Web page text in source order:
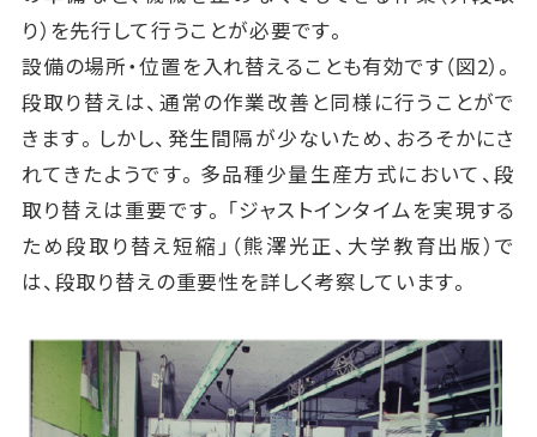
り）を先行して行うことが必要です。
設備の場所・位置を入れ替えることも有効です（図2）。
段取り替えは、通常の作業改善と同様に行うことがで
きます。しかし、発生間隔が少ないため、おろそかにさ
れてきたようです。多品種少量生産方式において、段
取り替えは重要です。「ジャストインタイムを実現する
ため段取り替え短縮」（熊澤光正、大学教育出版）で
は、段取り替えの重要性を詳しく考察しています。